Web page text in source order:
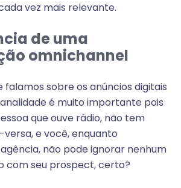
vez mais relevante.
de uma
omnichannel
falamos sobre os anúncios digitais
é muito importante pois
que ouve rádio, não tem
e você, enquanto
não pode ignorar nenhum
com seu prospect, certo?